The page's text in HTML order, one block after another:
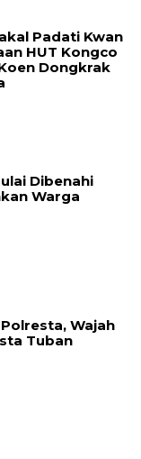
Padati Kwan
HUT Kongco
Dongkrak
Dibenahi
Warga
Wajah
Tuban